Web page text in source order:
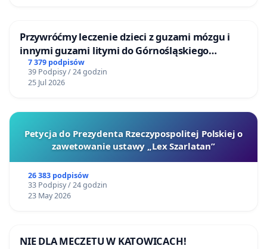
Przywróćmy leczenie dzieci z guzami mózgu i
innymi guzami litymi do Górnośląskiego
Centrum Zdrowia Dziecka w Katowicach
7 379 podpisów
39 Podpisy / 24 godzin
25 Jul 2026
Petycja do Prezydenta Rzeczypospolitej Polskiej o
zawetowanie ustawy „Lex Szarlatan”
26 383 podpisów
33 Podpisy / 24 godzin
23 May 2026
NIE DLA MECZETU W KATOWICACH!